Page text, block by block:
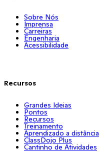
Sobre Nós
Imprensa
Carreiras
Engenharia
Acessibilidade
Recursos
Grandes Ideias
Pontos
Recursos
Treinamento
Aprendizado a distância
ClassDojo Plus
Cantinho de Atividades